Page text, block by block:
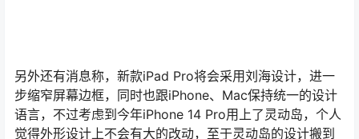
另外还有消息称，新款iPad Pro将会采用刘海设计，进一
步缩窄屏幕边框，同时也跟iPhone、Mac保持统一的设计
语言，不过考虑到今年iPhone 14 Pro用上了灵动岛，个人
觉得外形设计上不会有大的改动，至于灵动岛的设计搬到